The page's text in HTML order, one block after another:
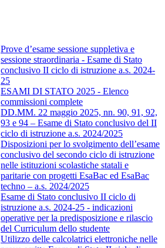
Prove d’esame sessione suppletiva e
sessione straordinaria - Esame di Stato
conclusivo II ciclo di istruzione a.s. 2024-
25
ESAMI DI STATO 2025 - Elenco
commissioni complete
DD.MM. 22 maggio 2025, nn. 90, 91, 92,
93 e 94 – Esame di Stato conclusivo del II
ciclo di istruzione a.s. 2024/2025
Disposizioni per lo svolgimento dell’esame
conclusivo del secondo ciclo di istruzione
nelle istituzioni scolastiche statali e
paritarie con progetti EsaBac ed EsaBac
techno – a.s. 2024/2025
Esame di Stato conclusivo II ciclo di
istruzione a.s. 2024-25 - indicazioni
operative per la predisposizione e rilascio
del Curriculum dello studente
Utilizzo delle calcolatrici elettroniche nelle